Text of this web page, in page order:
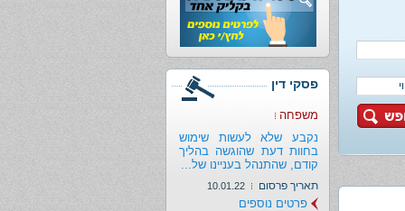
פסקי דין
משפחה
נקבע שלא לעשות שימוש
בחוות דעת שהוגשה בהליך
קודם, שהתנהל בעניינו של...
תאריך פרסום 10.01.22
פרטים נוספים